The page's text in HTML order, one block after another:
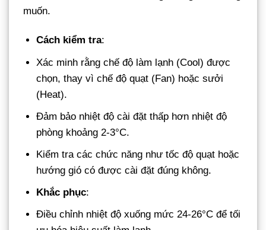
muốn.
Cách kiểm tra:
Xác minh rằng chế độ làm lạnh (Cool) được
chọn, thay vì chế độ quạt (Fan) hoặc sưởi
(Heat).
Đảm bảo nhiệt độ cài đặt thấp hơn nhiệt độ
phòng khoảng 2-3°C.
Kiểm tra các chức năng như tốc độ quạt hoặc
hướng gió có được cài đặt đúng không.
Khắc phục:
Điều chỉnh nhiệt độ xuống mức 24-26°C để tối